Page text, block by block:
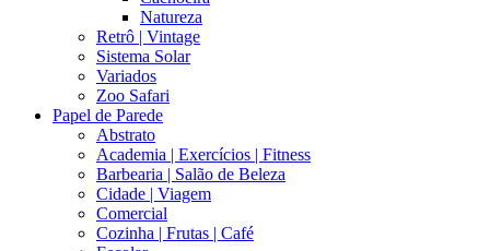
Natureza
Retrô | Vintage
Sistema Solar
Variados
Zoo Safari
Papel de Parede
Abstrato
Academia | Exercícios | Fitness
Barbearia | Salão de Beleza
Cidade | Viagem
Comercial
Cozinha | Frutas | Café